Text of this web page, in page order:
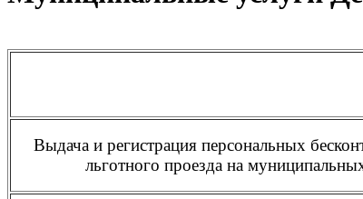
Выдача и регистрация персональных
льготного проезда на